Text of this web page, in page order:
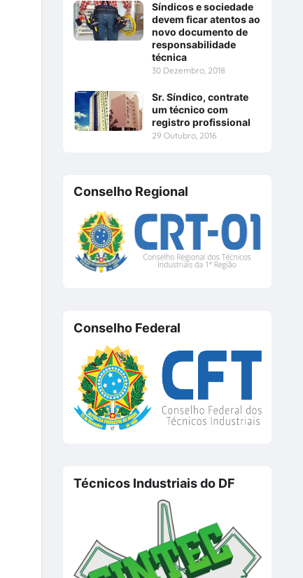
Síndicos e sociedade
devem ficar atentos ao
novo documento de
responsabilidade
técnica
30 Dezembro, 2018
Sr. Síndico, contrate
um técnico com
registro profissional
29 Outubro, 2016
Conselho Regional
Conselho Federal
Técnicos Industriais do DF